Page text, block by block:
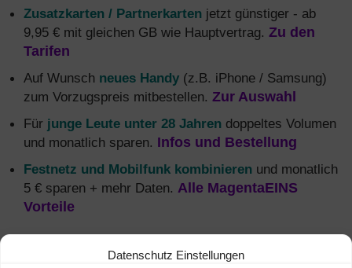
Datenschutz Einstellungen
Zusatzkarten / Partnerkarten jetzt günstiger - ab
9,95 € mit gleichen GB wie Hauptvertrag. Zu den
Tarifen
Auf Wunsch neues Handy (z.B. iPhone / Samsung)
zum Vorzugspreis mitbestellen. Zur Auswahl
Für junge Leute unter 28 Jahren doppeltes Volumen
und monatlich sparen. Infos und Bestellung
Festnetz und Mobilfunk kombinieren und monatlich
5 € sparen + mehr Daten. Alle MagentaEINS
Vorteile